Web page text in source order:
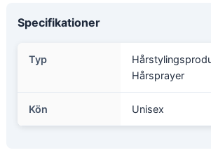
Specifikationer
Typ
Hårsprayer
Kön Unisex